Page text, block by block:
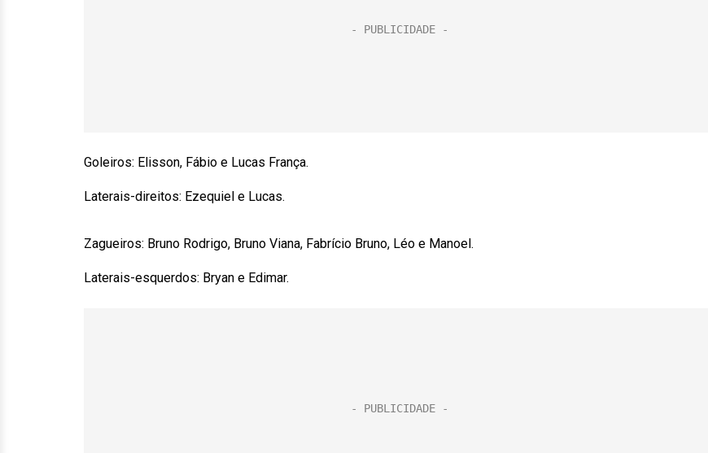
Goleiros: Elisson, Fábio e Lucas França.
Laterais-direitos: Ezequiel e Lucas.
Zagueiros: Bruno Rodrigo, Bruno Viana, Fabrício Bruno, Léo e Manoel.
Laterais-esquerdos: Bryan e Edimar.